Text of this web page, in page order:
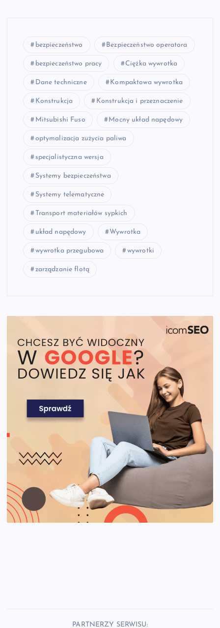
bezpieczeństwo Bezpieczeństwo operatora
bezpieczeństwo pracy Ciężka wywrotka
Dane techniczne Kompaktowa wywrotka
Konstrukcja Konstrukcja i przeznaczenie
Mitsubishi Fuso Mocny układ napędowy
optymalizacja zużycia paliwa
specjalistyczna wersja
Systemy bezpieczeństwa
Systemy telematyczne
Transport materiałów sypkich
układ napędowy Wywrotka
wywrotka przegubowa wywrotki
zarządzanie flotą
PARTNERZY SERWISU: